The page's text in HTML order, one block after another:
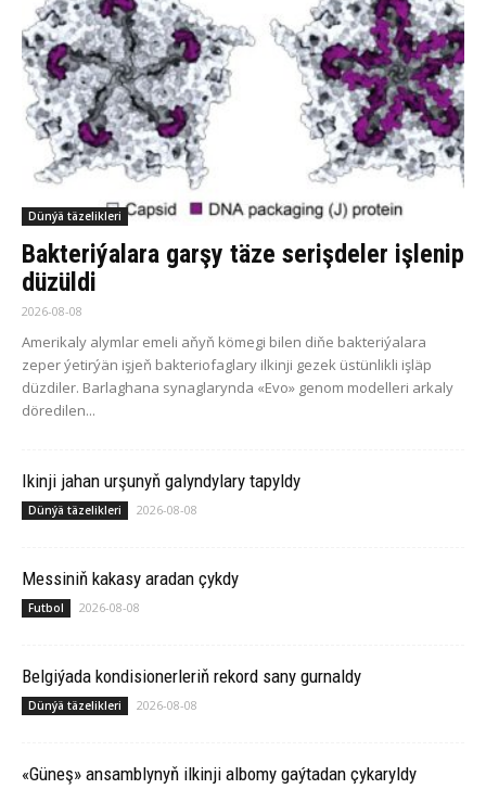
Dünýä täzelikleri
Bakteriýalara garşy täze serişdeler işlenip
düzüldi
2026-08-08
Amerikaly alymlar emeli aňyň kömegi bilen diňe bakteriýalara
zeper ýetirýän işjeň bakteriofaglary ilkinji gezek üstünlikli işläp
düzdiler. Barlaghana synaglarynda «Evo» genom modelleri arkaly
döredilen...
Ikinji jahan urşunyň galyndylary tapyldy
Dünýä täzelikleri 2026-08-08
Messiniň kakasy aradan çykdy
Futbol 2026-08-08
Belgiýada kondisionerleriň rekord sany gurnaldy
Dünýä täzelikleri 2026-08-08
«Güneş» ansamblynyň ilkinji albomy gaýtadan çykaryldy